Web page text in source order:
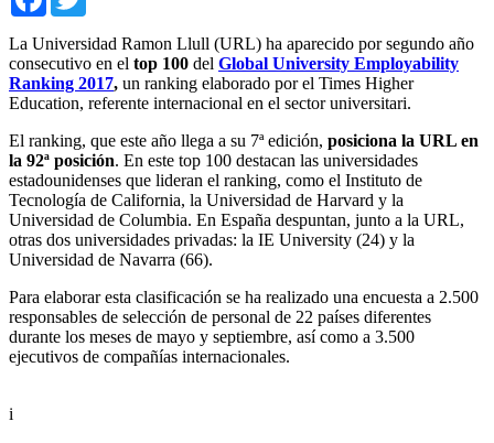
La Universidad Ramon Llull (URL) ha aparecido por segundo año
consecutivo en el top 100 del Global University Employability
Ranking 2017, un ranking elaborado por el Times Higher
Education, referente internacional en el sector universitari.
El ranking, que este año llega a su 7ª edición, posiciona la URL en
la 92ª posición. En este top 100 destacan las universidades
estadounidenses que lideran el ranking, como el Instituto de
Tecnología de California, la Universidad de Harvard y la
Universidad de Columbia. En España despuntan, junto a la URL,
otras dos universidades privadas: la IE University (24) y la
Universidad de Navarra (66).
Para elaborar esta clasificación se ha realizado una encuesta a 2.500
responsables de selección de personal de 22 países diferentes
durante los meses de mayo y septiembre, así como a 3.500
ejecutivos de compañías internacionales.
i